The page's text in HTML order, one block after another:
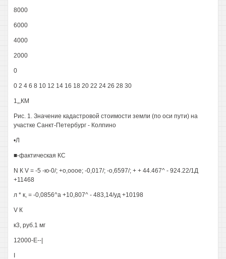
8000
6000
4000
2000
0
0 2 4 6 8 10 12 14 16 18 20 22 24 26 28 30
1„,КМ
Рис. 1. Значение кадастровой стоимости земли (по оси пути) на
участке Санкт-Петербург - Колпино
•Л
■-фактическая КС
N К V = -5 -ю-0/; +о,ооое; -0,017/; -о,6597/; + + 44.467^ - 924.22/1Д
+11468
л * к, = -0,0856^а +10,807^ - 483,14/уд +10198
V К
к3, руб.1 мг
12000-Е--|